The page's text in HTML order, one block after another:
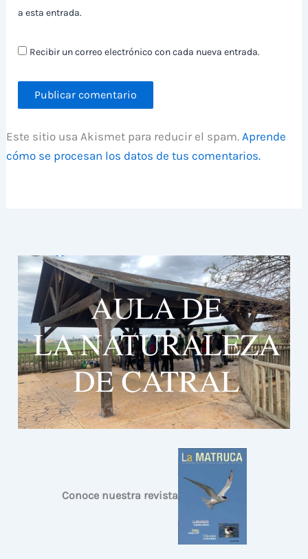
a esta entrada.
Recibir un correo electrónico con cada nueva entrada.
Este sitio usa Akismet para reducir el spam. Aprende
cómo se procesan los datos de tus comentarios.
Conoce nuestra revista